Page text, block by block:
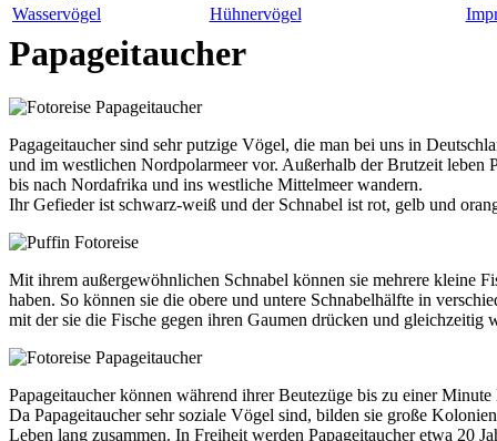
Wasservögel
Hühnervögel
Papageitaucher
Pagageitaucher sind sehr putzige Vögel, die man bei uns in
und im westlichen Nordpolarmeer vor. Außerhalb der Brutzeit leben
bis nach Nordafrika und ins westliche Mittelmeer wandern.
Ihr Gefieder ist schwarz-weiß und der Schnabel ist rot, gelb und
Mit ihrem außergewöhnlichen Schnabel können sie mehrere kleine
haben. So können sie die obere und untere Schnabelhälfte in
mit der sie die Fische gegen ihren Gaumen drücken und gleichzeitig
Papageitaucher können während ihrer Beutezüge bis zu einer
Da Papageitaucher sehr soziale Vögel sind, bilden sie große
Leben lang zusammen. In Freiheit werden Papageitaucher etwa 20